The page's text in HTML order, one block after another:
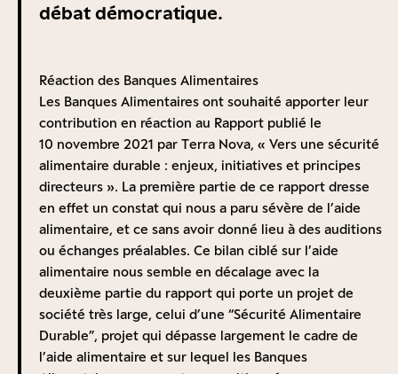
débat démocratique.
Réaction des Banques Alimentaires
Les Banques Alimentaires ont souhaité apporter leur
contribution en réaction au Rapport publié le
10 novembre 2021 par Terra Nova, « Vers une sécurité
alimentaire durable : enjeux, initiatives et principes
directeurs ». La première partie de ce rapport dresse
en effet un constat qui nous a paru sévère de l’aide
alimentaire, et ce sans avoir donné lieu à des auditions
ou échanges préalables. Ce bilan ciblé sur l’aide
alimentaire nous semble en décalage avec la
deuxième partie du rapport qui porte un projet de
société très large, celui d’une “Sécurité Alimentaire
Durable”, projet qui dépasse largement le cadre de
l’aide alimentaire et sur lequel les Banques